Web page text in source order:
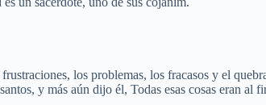
los problemas, los fracasos y el
y más aún dijo él, Todas esas cosas eran al